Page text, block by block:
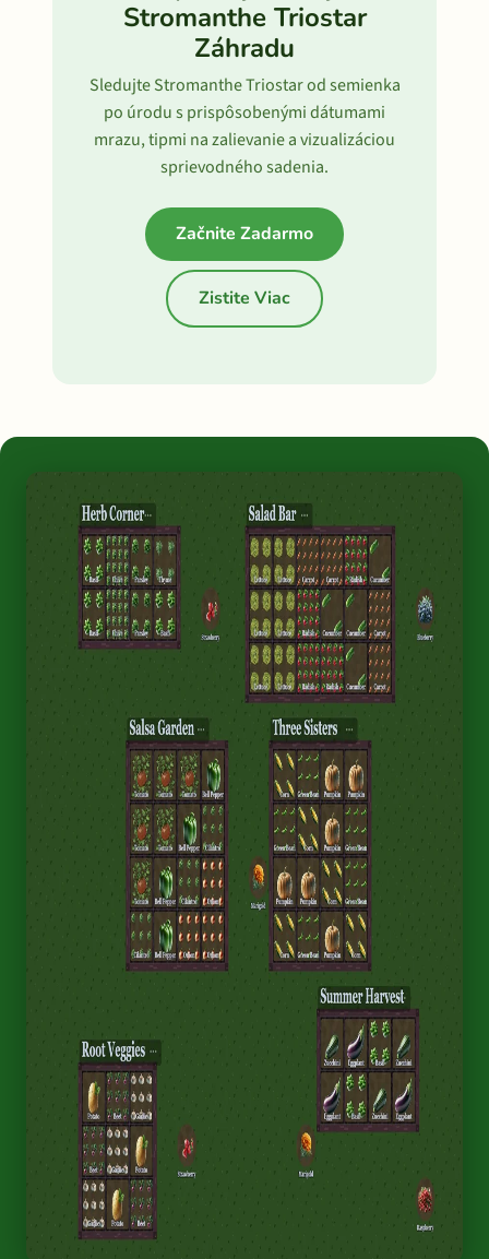
Stromanthe Triostar
Záhradu
Sledujte Stromanthe Triostar od semienka
po úrodu s prispôsobenými dátumami
mrazu, tipmi na zalievanie a vizualizáciou
sprievodného sadenia.
Začnite Zadarmo
Zistite Viac